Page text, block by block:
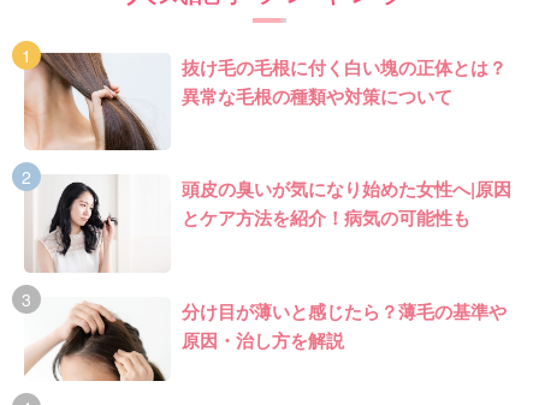
抜け毛の毛根に付く白い塊の正体とは？
異常な毛根の種類や対策について
頭皮の臭いが気になり始めた女性へ|原因
とケア方法を紹介！病気の可能性も
分け目が薄いと感じたら？薄毛の基準や
原因・治し方を解説